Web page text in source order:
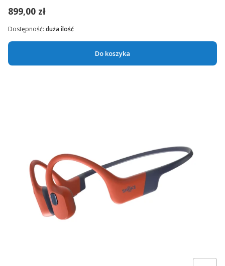
899,00 zł
Do koszyka
Dostępność: duża ilość